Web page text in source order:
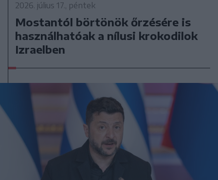
2026. július 17., péntek
Mostantól börtönök őrzésére is
használhatóak a nílusi krokodilok
Izraelben